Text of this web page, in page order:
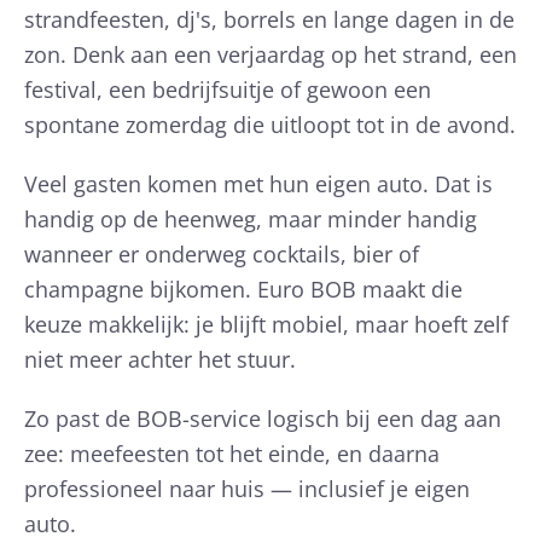
strandfeesten, dj's, borrels en lange dagen in de
zon. Denk aan een verjaardag op het strand, een
festival, een bedrijfsuitje of gewoon een
spontane zomerdag die uitloopt tot in de avond.
Veel gasten komen met hun eigen auto. Dat is
handig op de heenweg, maar minder handig
wanneer er onderweg cocktails, bier of
champagne bijkomen. Euro BOB maakt die
keuze makkelijk: je blijft mobiel, maar hoeft zelf
niet meer achter het stuur.
Zo past de BOB-service logisch bij een dag aan
zee: meefeesten tot het einde, en daarna
professioneel naar huis — inclusief je eigen
auto.